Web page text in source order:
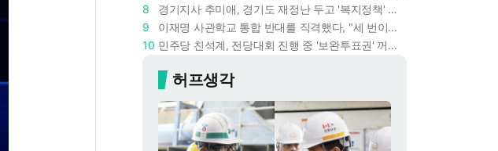
8
경기지사 추미애, 경기도 재정난 두고 '복지정책' 탓하는 시선에 정면 반박 : "고령자와 아이 인구 급증"
9
이재명 사관학교 통합 반대를 직격했다, "세 번이나 군사 쿠데타 했는데 압도적 지위"
10
민주당 친석계, 전당대회 진행 중 '보완투표권' 꺼냈다 : '사후 투표 허용' 무리수에 정청래 "투표 쿠데타"
허프생각